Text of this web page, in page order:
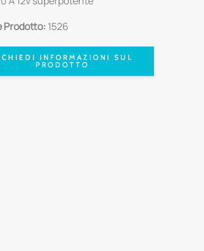
Prodotto: 1526
INFORMAZIONI SUL
PRODOTTO